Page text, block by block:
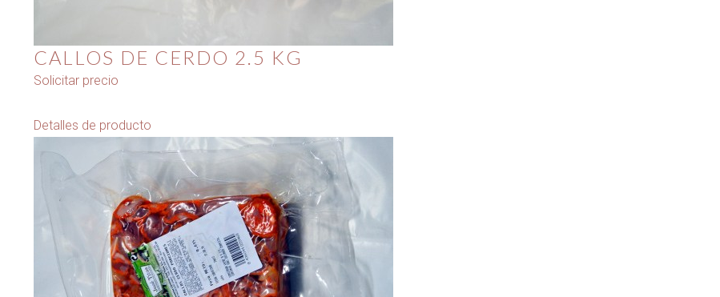
CALLOS DE CERDO 2.5 KG
Solicitar precio
Detalles de producto